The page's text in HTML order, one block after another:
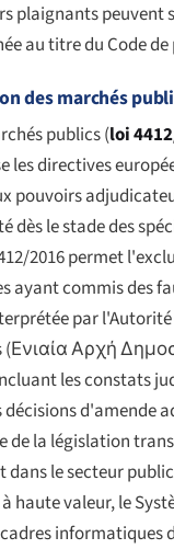
plaignants peuvent
au titre du Code
des marchés
publics (loi
les directives
pouvoirs
dès le stade des
2016 permet
ayant commis des
par
(Ενιαία Αρχή
les constats
d'amende
la législation
dans le secteur
haute valeur, le
cadres